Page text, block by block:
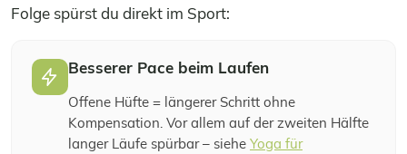
Folge spürst du direkt im Sport:
Besserer Pace beim Laufen
Offene Hüfte = längerer Schritt ohne
Kompensation. Vor allem auf der zweiten Hälfte
langer Läufe spürbar – siehe Yoga für